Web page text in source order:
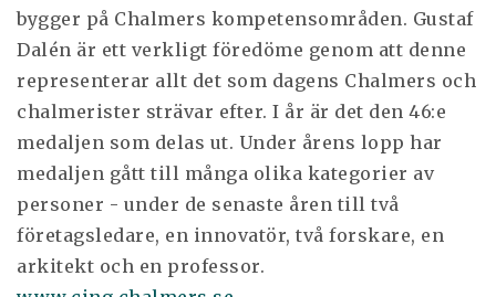
bygger på Chalmers kompetensområden. Gustaf
Dalén är ett verkligt föredöme genom att denne
representerar allt det som dagens Chalmers och
chalmerister strävar efter. I år är det den 46:e
medaljen som delas ut. Under årens lopp har
medaljen gått till många olika kategorier av
personer - under de senaste åren till två
företagsledare, en innovatör, två forskare, en
arkitekt och en professor.